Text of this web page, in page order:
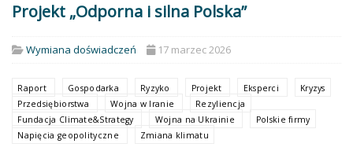
Projekt „Odporna i silna Polska”
Wymiana doświadczeń 17 marzec 2026
Raport Gospodarka Ryzyko Projekt Eksperci
Kryzys
Przedsiębiorstwa
Wojna w Iranie
Rezyliencja
Fundacja Climate&Strategy
Wojna na Ukrainie
Polskie firmy
Napięcia geopolityczne
Zmiana klimatu